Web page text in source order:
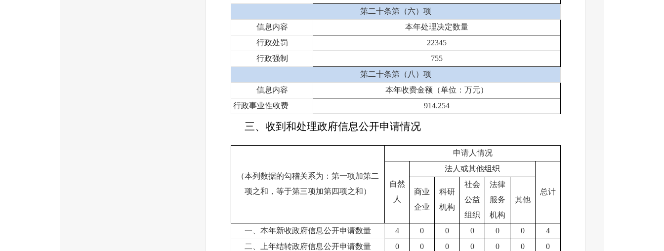
第二十条第（六）项
信息内容
本年处理决定数量
行政处罚
22345
行政强制
755
第二十条第（八）项
信息内容
本年收费金额（单位：万元）
行政事业性收费
914.254
三、收到和处理政府信息公开申请情况
（本列数据的勾稽关系为：第一项加第二
项之和，等于第三项加第四项之和）
申请人情况
自然
人
法人或其他组织
总计
商业
企业
科研
机构
社会
公益
组织
法律
服务
机构
其他
一、本年新收政府信息公开申请数量 4 0 0 0 0 0
4
二、上年结转政府信息公开申请数量
0 0 0 0 0 0 0